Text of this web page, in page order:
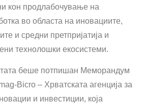
кон продлабочување на
во областа на иновациите,
и средни претпријатија и
технолошки екосистеми.
беше потпишан Меморандум
Bicro – Хрватската агенција за
и инвестиции, која